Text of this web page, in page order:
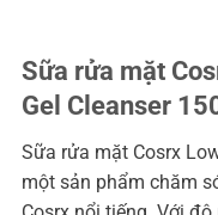
Sữa rửa mặt
Gel Cleanser
Sữa rửa mặt Cosrx
một sản phẩm chăm